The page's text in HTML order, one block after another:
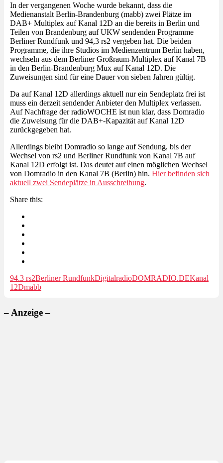
In der vergangenen Woche wurde bekannt, dass die
Medienanstalt Berlin-Brandenburg (mabb) zwei Plätze im
DAB+ Multiplex auf Kanal 12D an die bereits in Berlin und
Teilen von Brandenburg auf UKW sendenden Programme
Berliner Rundfunk und 94,3 rs2 vergeben hat. Die beiden
Programme, die ihre Studios im Medienzentrum Berlin haben,
wechseln aus dem Berliner Großraum-Multiplex auf Kanal 7B
in den Berlin-Brandenburg Mux auf Kanal 12D. Die
Zuweisungen sind für eine Dauer von sieben Jahren gültig.
Da auf Kanal 12D allerdings aktuell nur ein Sendeplatz frei ist
muss ein derzeit sendender Anbieter den Multiplex verlassen.
Auf Nachfrage der radioWOCHE ist nun klar, dass Domradio
die Zuweisung für die DAB+-Kapazität auf Kanal 12D
zurückgegeben hat.
Allerdings bleibt Domradio so lange auf Sendung, bis der
Wechsel von rs2 und Berliner Rundfunk von Kanal 7B auf
Kanal 12D erfolgt ist. Das deutet auf einen möglichen Wechsel
von Domradio in den Kanal 7B (Berlin) hin. Hier befinden sich
aktuell zwei Sendeplätze in Ausschreibung.
Share this:
94.3 rs2Berliner RundfunkDigitalradioDOMRADIO.DEKanal
12Dmabb
– Anzeige –